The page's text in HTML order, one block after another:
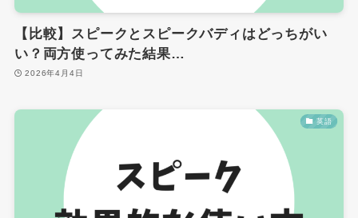
【比較】スピークとスピークバディはどっちがい
い？両方使ってみた結果…
2026年4月4日
英語